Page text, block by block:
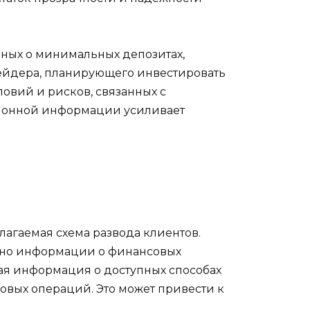
о минимальных депозитах,
планирующего инвестировать
и рисков, связанных с
информации усиливает
схема развода клиентов.
информации о финансовых
информация о доступных способах
операций. Это может привести к